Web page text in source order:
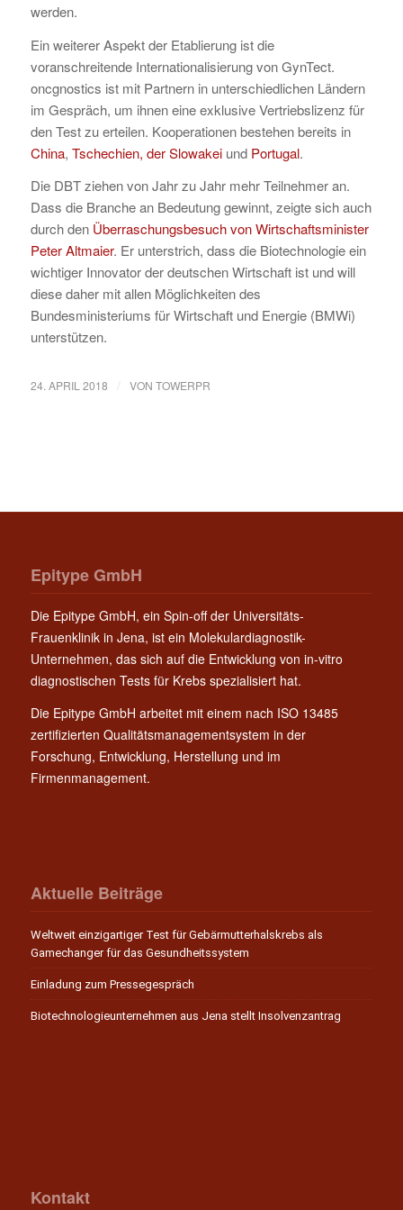
werden.
Ein weiterer Aspekt der Etablierung ist die
voranschreitende Internationalisierung von GynTect.
oncgnostics ist mit Partnern in unterschiedlichen Ländern
im Gespräch, um ihnen eine exklusive Vertriebslizenz für
den Test zu erteilen. Kooperationen bestehen bereits in
China, Tschechien, der Slowakeiund Portugal.
Die DBT ziehen von Jahr zu Jahr mehr Teilnehmer an.
Dass die Branche an Bedeutung gewinnt, zeigte sich auch
durch den Überraschungsbesuch von Wirtschaftsminister
Peter Altmaier. Er unterstrich, dass die Biotechnologie ein
wichtiger Innovator der deutschen Wirtschaft ist und will
diese daher mit allen Möglichkeiten des
Bundesministeriums für Wirtschaft und Energie (BMWi)
unterstützen.
24. APRIL 2018 / VON TOWERPR
Epitype GmbH
Die Epitype GmbH, ein Spin-off der Universitäts-
Frauenklinik in Jena, ist ein Molekulardiagnostik-
Unternehmen, das sich auf die Entwicklung von in-vitro
diagnostischen Tests für Krebs spezialisiert hat.
Die Epitype GmbH arbeitet mit einem nach ISO 13485
zertifizierten Qualitätsmanagementsystem in der
Forschung, Entwicklung, Herstellung und im
Firmenmanagement.
Aktuelle Beiträge
Weltweit einzigartiger Test für Gebärmutterhalskrebs als
Gamechanger für das Gesundheitssystem
Einladung zum Pressegespräch
Biotechnologieunternehmen aus Jena stellt Insolvenzantrag
Kontakt